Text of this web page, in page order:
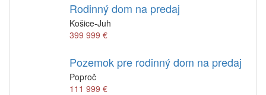
Rodinný dom na predaj
Košice-Juh
399 999 €
Pozemok pre rodinný dom na predaj
Poproč
111 999 €